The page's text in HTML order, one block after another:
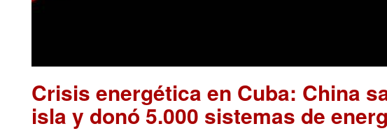
Crisis energética en Cuba: China
isla y donó 5.000 sistemas de